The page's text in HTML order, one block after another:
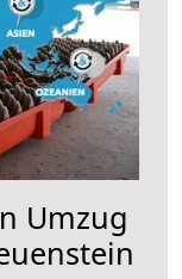
Umzug